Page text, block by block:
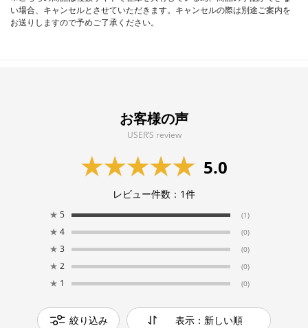
い場合、キャンセルとさせていただきます。キャンセルの際は別途ご案内を
お送りしますので予めご了承ください。
お客様の声
USER’S review
5.0
レビュー件数： 1件
★ 5 (1)
★ 4 (0)
★ 3 (0)
★ 2 (0)
★ 1 (0)
絞り込み 表示：新しい順